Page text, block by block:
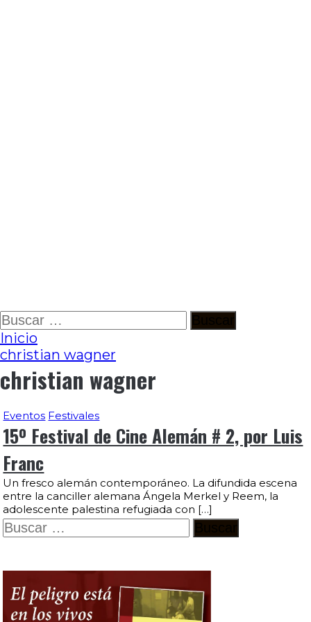
Ir
al
contenido
Buscar:
Inicio
christian wagner
christian wagner
Eventos Festivales
15º Festival de Cine Alemán # 2, por Luis
Franc
Un fresco alemán contemporáneo. La difundida escena
entre la canciller alemana Ángela Merkel y Reem, la
adolescente palestina refugiada con […]
Buscar: